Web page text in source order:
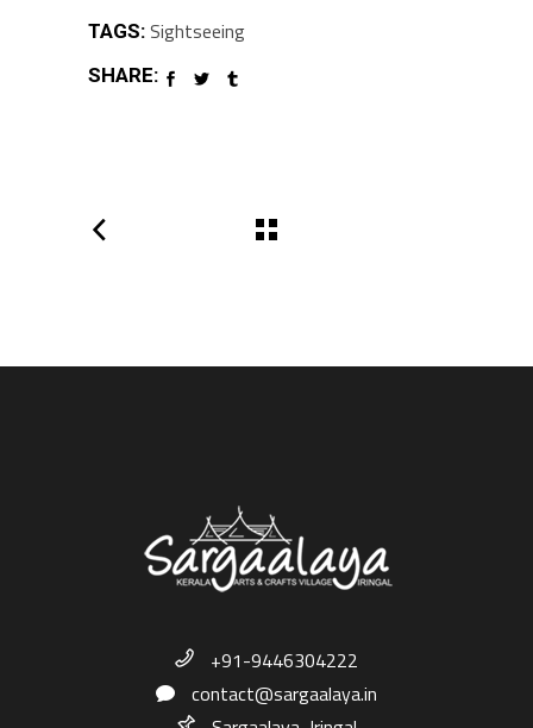
TAGS: Sightseeing
SHARE:
+91-9446304222
contact@sargaalaya.in